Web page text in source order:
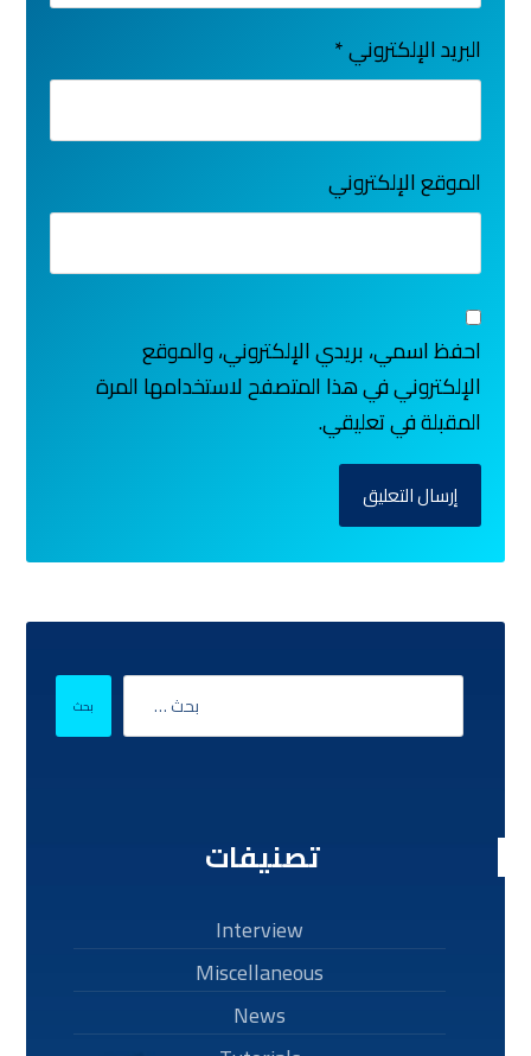
البريد الإلكتروني*
الموقع الإلكتروني
احفظ اسمي، بريدي الإلكتروني، والموقع
الإلكتروني في هذا المتصفح لاستخدامها المرة
المقبلة في تعليقي.
إرسال التعليق
بحث
تصنيفات
Interview
Miscellaneous
News